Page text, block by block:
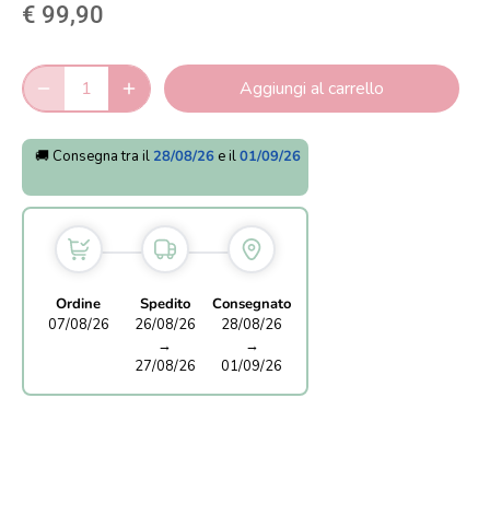
€ 99,90
Aggiungi al carrello
🚚 Consegna tra il 28/08/26 e il01/09/26
Ordine
07/08/26
Spedito
26/08/26
→
27/08/26
Consegnato
28/08/26
→
01/09/26